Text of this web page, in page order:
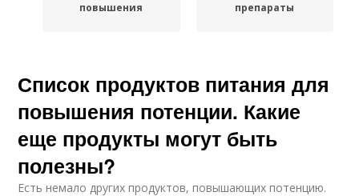
повышения
препараты
Список продуктов питания для
повышения потенции. Какие
еще продукты могут быть
полезны?
Есть немало других продуктов, повышающих потенцию.